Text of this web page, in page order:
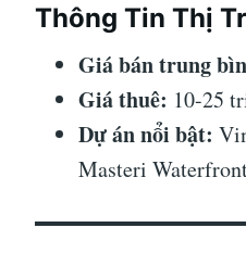
Thông Tin Thị
Giá bán trung
Giá thuê: 10-25
Dự án nổi bật:
Masteri